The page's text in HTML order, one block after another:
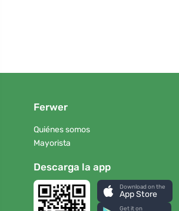
Ferwer
Quiénes somos
Mayorista
Descarga la app
Download on the
App Store
Get it on